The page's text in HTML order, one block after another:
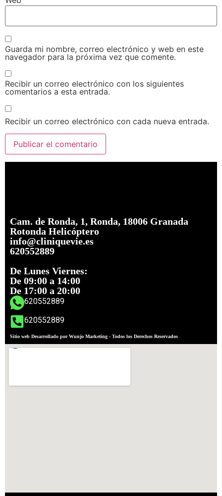
Guarda mi nombre, correo electrónico y web en este
navegador para la próxima vez que comente.
Recibir un correo electrónico con los siguientes
comentarios a esta entrada.
Recibir un correo electrónico con cada nueva entrada.
Cam. de Ronda, 1, Ronda, 18006 Granada
Rotonda Helicóptero
info@cliniquevie.es
620552889
De Lunes Viernes:
De 09:00 a 14:00
De 17:00 a 20:00
620552889
620552889
Sitio web Desarrollado por Wunjo Marketing - Todos los Derechos Reservados